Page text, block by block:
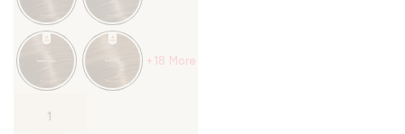
+18 More